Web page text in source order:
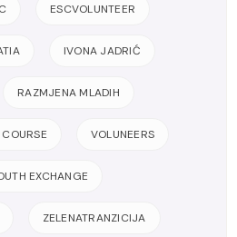
ESCVOLUNTEER
IVONA JADRIĆ
RAZMJENA MLADIH
VOLUNEERS
EXCHANGE
ZELENATRANZICIJA